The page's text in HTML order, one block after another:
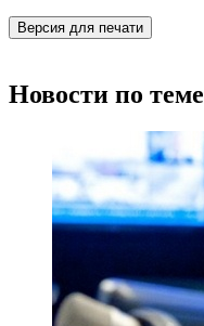
Версия для печати
Новости по теме